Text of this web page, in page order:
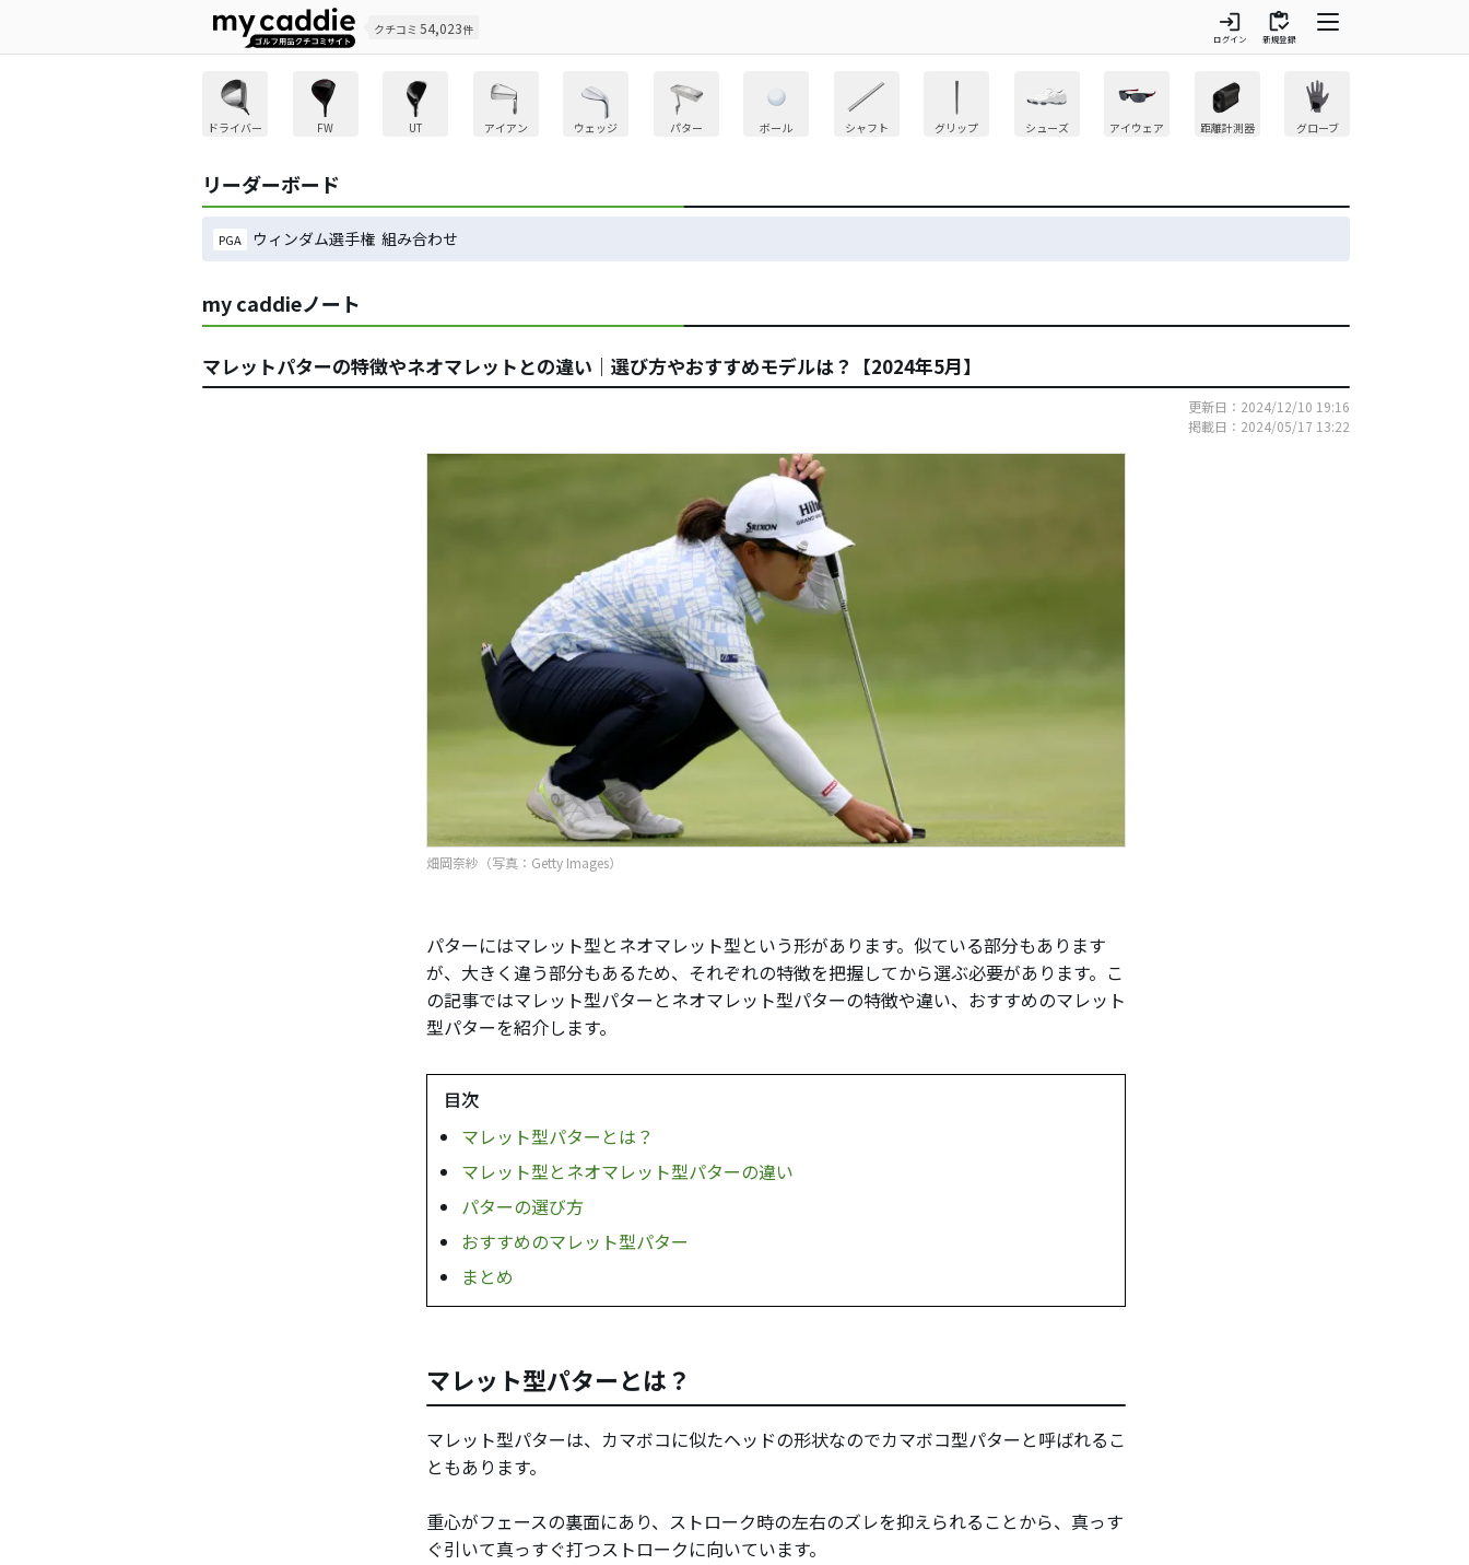
クチコミ 54,023件 login
ログイン
inventory
新規登録
ドライバー FW UT アイアン ウェッジ パター ボール シャフト グリップ シューズ アイウェア 距離計測器 グローブ
リーダーボード
PGA ウィンダム選手権 組み合わせ
my caddieノート
マレットパターの特徴やネオマレットとの違い｜選び方やおすすめモデルは？【2024年5月】
更新日：2024/12/10 19:16
掲載日：2024/05/17 13:22
畑岡奈紗（写真：Getty Images）
パターにはマレット型とネオマレット型という形があります。似ている部分もあります
が、大きく違う部分もあるため、それぞれの特徴を把握してから選ぶ必要があります。こ
の記事ではマレット型パターとネオマレット型パターの特徴や違い、おすすめのマレット
型パターを紹介します。
目次
マレット型パターとは？
マレット型とネオマレット型パターの違い
パターの選び方
おすすめのマレット型パター
まとめ
マレット型パターとは？
マレット型パターは、カマボコに似たヘッドの形状なのでカマボコ型パターと呼ばれるこ
ともあります。
重心がフェースの裏面にあり、ストローク時の左右のズレを抑えられることから、真っす
ぐ引いて真っすぐ打つストロークに向いています。